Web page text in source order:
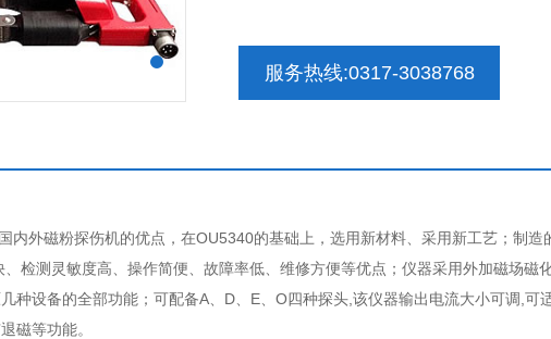
服务热线:0317-3038768
内外磁粉探伤机的优点，在OU5340的基础上，选用新材料、采用新工艺；制造
、检测灵敏度高、操作简便、故障率低、维修方便等优点；仪器采用外加磁场磁
种设备的全部功能；可配备A、D、E、O四种探头,该仪器输出电流大小可调,可
磁等功能。